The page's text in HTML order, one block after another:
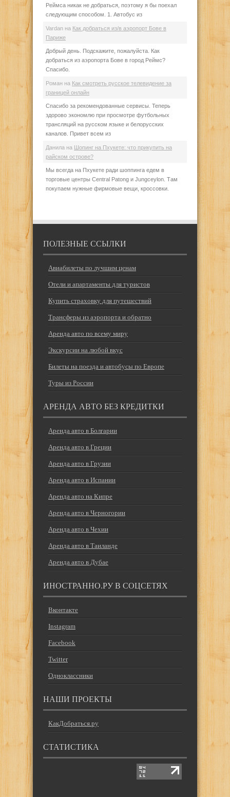
Реймса никак не добраться, поэтому я бы поехал
следующим способом. 1. Автобус из
Vardan на Как добраться из/в аэропорт Бове в
Париже
Добрый день. Подскажите, пожалуйста. Как
добраться из аэропорта Бове в город Реймс?
Спасибо.
Роман на Как смотреть русское телевидение за
границей онлайн
Спасибо за рекомендованные сервисы. Теперь
здорово экономлю при просмотре футбольных
трансляций на русском языке и белорусских
каналов. Привет всем из
Данила на Шопинг на Пхукете: что прикупить на
райском острове?
Мы всегда на Пхукете ради шоппинга едем в
торговые центры Central Patong и Jungceylon. Там
покупаем нужные фирмовые вещи, кроссовки.
ПОЛЕЗНЫЕ ССЫЛКИ
Авиабилеты по лучшим ценам
Отели и апартаменты для туристов
Купить страховку для путешествий
Трансферы из аэропорта и обратно
Аренда авто по всему миру
Экскурсии на любой вкус
Билеты на поезда и автобусы по Европе
Туры из России
АРЕНДА АВТО БЕЗ КРЕДИТКИ
Аренда авто в Болгарии
Аренда авто в Греции
Аренда авто в Грузии
Аренда авто в Испании
Аренда авто на Кипре
Аренда авто в Черногории
Аренда авто в Чехии
Аренда авто в Таиланде
Аренда авто в Дубае
ИНОСТРАННО.РУ В СОЦСЕТЯХ
Вконтакте
Instagram
Facebook
Twitter
Одноклассники
НАШИ ПРОЕКТЫ
КакДобраться.ру
СТАТИСТИКА